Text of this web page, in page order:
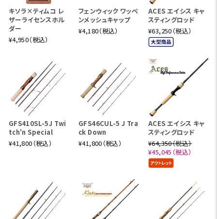
キソラ×ティムコ レ
ザーライセンスホル
ダー
¥4,950（税込）
フェンウィック ワッペ
ンメッシュキャップ
¥4,180（税込）
ACES エイシス キャ
スティングロッド
¥63,250（税込）
GFS410SL-5J Twi
tch'n Special
¥41,800（税込）
GFS46CUL-5 J Tra
ck Down
¥41,800（税込）
ACES エイシス キャ
スティングロッド
¥64,350（税込）
¥45,045（税込）